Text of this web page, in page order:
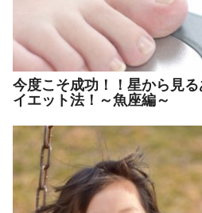
今度こそ成功！！星から見
イエット法！～魚座編～